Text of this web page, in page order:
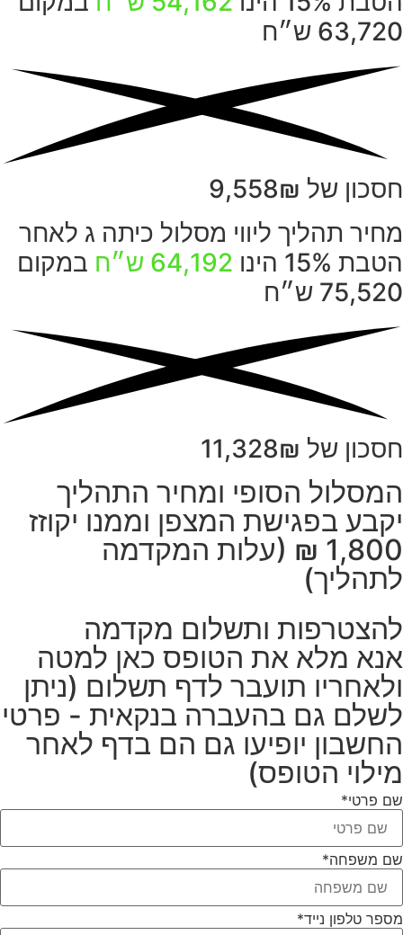
63,720 ש״ח
חסכון של 9,558₪
מחיר תהליך ליווי מסלול כיתה ג לאחר
הטבת 15% הינו
64,192 ש״ח
במקום
75,520 ש״ח
חסכון של 11,328₪
המסלול הסופי ומחיר התהליך
יקבע בפגישת המצפן וממנו יקוזז
1,800 ₪ (עלות המקדמה
לתהליך)
להצטרפות ותשלום מקדמה
אנא מלא את הטופס כאן למטה
ולאחריו תועבר לדף תשלום (ניתן
לשלם גם בהעברה בנקאית - פרטי
החשבון יופיעו גם הם בדף לאחר
מילוי הטופס)
שם פרטי*
שם משפחה*
מספר טלפון נייד*